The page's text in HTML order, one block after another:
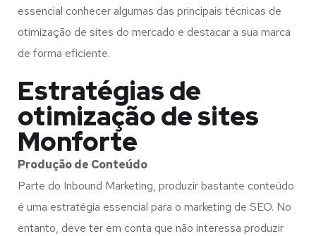
essencial conhecer algumas das principais técnicas de
otimização de sites do mercado e destacar a sua marca
de forma eficiente.
Estratégias de
otimização de sites
Monforte
Produção de Conteúdo
Parte do Inbound Marketing, produzir bastante conteúdo
é uma estratégia essencial para o marketing de SEO. No
entanto, deve ter em conta que não interessa produzir